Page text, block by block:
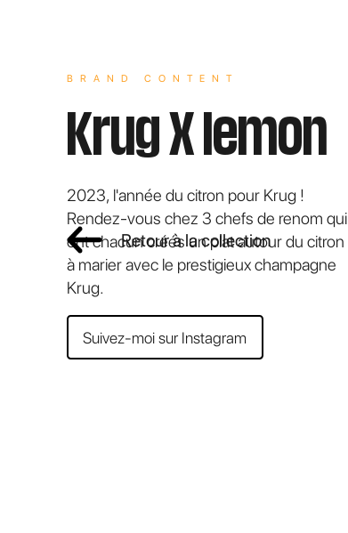
BRAND CONTENT
Krug X lemon
2023, l'année du citron pour Krug !
Rendez-vous chez 3 chefs de renom qui
ont chacun créés un plat autour du citron
à marier avec le prestigieux champagne
Krug.
Suivez-moi sur Instagram
Retour à la collection